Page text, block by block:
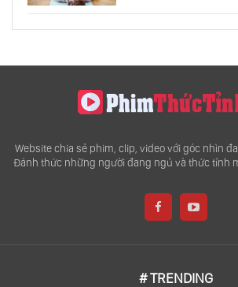
Website chia sẻ phim, clip, video với góc nhìn
Đánh thức những người đang ngủ và thức tỉnh
# TRENDING